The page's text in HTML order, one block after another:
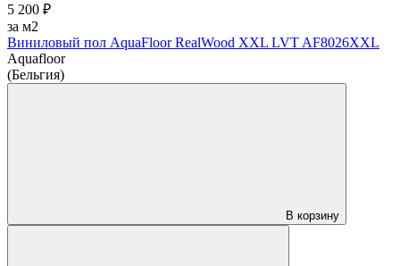
5 200 ₽
за м2
Виниловый пол AquaFloor RealWood XХL LVT AF8026XXL
Aquafloor
(Бельгия)
В корзину